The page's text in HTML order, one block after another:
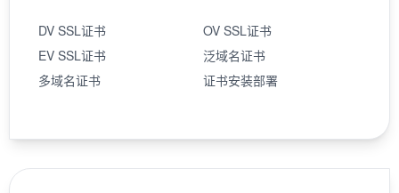
DV SSL证书
OV SSL证书
EV SSL证书
泛域名证书
多域名证书
证书安装部署